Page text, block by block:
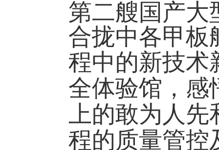
第二艘国产大
合拢中各甲板
程中的新技术
全体验馆，感
上的敢为人
程的质量管控